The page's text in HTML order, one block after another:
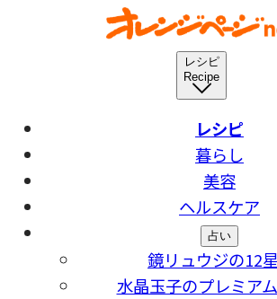
レシピ
Recipe
レシピ
暮らし
美容
ヘルスケア
占い
鏡リュウジの12
水晶玉子のプレミア